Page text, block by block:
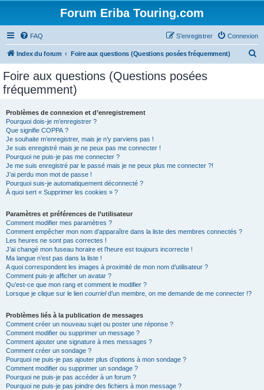
Forum Eriba Touring.com
FAQ Connexion
S’enregistrer
Index du forum Foire aux questions (Questions posées fréquemment)
Foire aux questions (Questions posées
fréquemment)
Problèmes de connexion et d’enregistrement
Pourquoi dois-je m’enregistrer ?
Que signifie COPPA ?
Je souhaite m’enregistrer, mais je n’y parviens pas !
Je suis enregistré mais je ne peux pas me connecter !
Pourquoi ne puis-je pas me connecter ?
Je me suis enregistré par le passé mais je ne peux plus me connecter ?!
J’ai perdu mon mot de passe !
Pourquoi suis-je automatiquement déconnecté ?
À quoi sert « Supprimer les cookies » ?
Paramètres et préférences de l’utilisateur
Comment modifier mes paramètres ?
Comment empêcher mon nom d’apparaître dans la liste des membres connectés ?
Les heures ne sont pas correctes !
J’ai changé mon fuseau horaire et l’heure est toujours incorrecte !
Ma langue n’est pas dans la liste !
A quoi correspondent les images à proximité de mon nom d’utilisateur ?
Comment puis-je afficher un avatar ?
Qu’est-ce que mon rang et comment le modifier ?
Lorsque je clique sur le lien courrield’un membre, on me demande de me connecter !?
Problèmes liés à la publication de messages
Comment créer un nouveau sujet ou poster une réponse ?
Comment modifier ou supprimer un message ?
Comment ajouter une signature à mes messages ?
Comment créer un sondage ?
Pourquoi ne puis-je pas ajouter plus d’options à mon sondage ?
Comment modifier ou supprimer un sondage ?
Pourquoi ne puis-je pas accéder à un forum ?
Pourquoi ne puis-je pas joindre des fichiers à mon message ?